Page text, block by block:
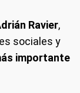
Ravier,
sociales y
importante